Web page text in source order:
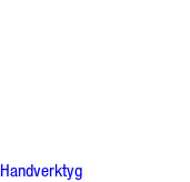
Handverktyg